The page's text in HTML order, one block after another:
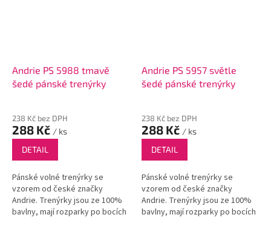
Andrie PS 5988 tmavě
šedé pánské trenýrky
238 Kč bez DPH
288 Kč / ks
DETAIL
Pánské volné trenýrky se
vzorem od české značky
Andrie. Trenýrky jsou ze 100%
bavlny, mají rozparky po bocích
Andrie PS 5957 světle
šedé pánské trenýrky
238 Kč bez DPH
288 Kč / ks
DETAIL
Pánské volné trenýrky se
vzorem od české značky
Andrie. Trenýrky jsou ze 100%
bavlny, mají rozparky po bocích